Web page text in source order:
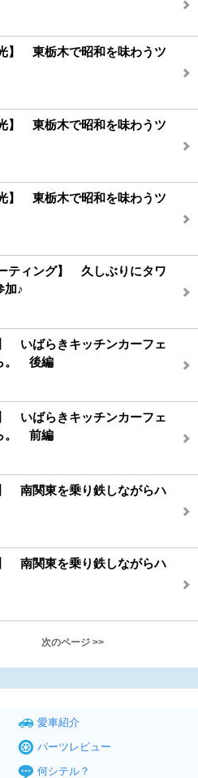
】 東栃木で昭和を味わうツ
】 東栃木で昭和を味わうツ
】 東栃木で昭和を味わうツ
ティング】 久しぶりにタワ
加♪
いばらきキッチンカーフェ
。 後編
いばらきキッチンカーフェ
。 前編
南関東を乗り鉄しながらハ
南関東を乗り鉄しながらハ
次のページ >>
愛車紹介
パーツレビュー
何シテル？